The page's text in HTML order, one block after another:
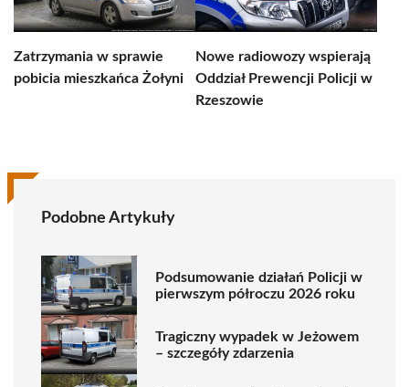
Zatrzymania w sprawie
pobicia mieszkańca Żołyni
Nowe radiowozy wspierają
Oddział Prewencji Policji w
Rzeszowie
Podobne Artykuły
Podsumowanie działań Policji w
pierwszym półroczu 2026 roku
Tragiczny wypadek w Jeżowem
– szczegóły zdarzenia